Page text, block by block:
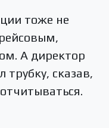
тоже не
А директор
трубку, сказав,